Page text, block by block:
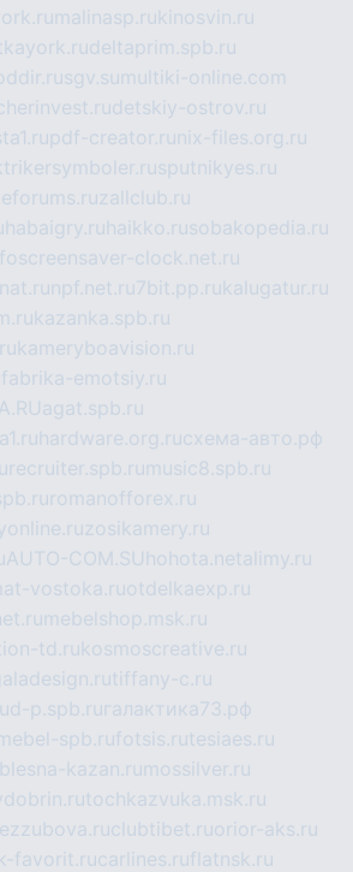
malinasp.rukinosvin.ru
deltaprim.spb.ru
sgv.su multiki-online.com
detskiy-ostrov.ru
pdf-creator.ru nix-files.org.ru
sputnikyes.ru
zallclub.ru
habaigry.ru haikko.rusobakopedia.ru
screensaver-clock.net.ru
npf.net.ru 7bit.pp.rukalugatur.ru
kazanka.spb.ru
kameryboavision.ru
fabrika-emotsiy.ru
agat.spb.ru
hardware.org.ruсхема-авто.рф
recruiter.spb.ru music8.spb.ru
romanofforex.ru
zosikamery.ru
AUTO-COM.SU hohota.net alimy.ru
vostoka.ruotdelkaexp.ru
mebelshop.msk.ru
td.rukosmoscreative.ru
tiffany-c.ru
d-p.spb.ru галактика73.рф
spb.rufotsis.rutesiaes.ru
blesna-kazan.ru mossilver.ru
tochkazvuka.msk.ru
clubtibet.ruorior-aks.ru
favorit.rucarlines.ruflatnsk.ru